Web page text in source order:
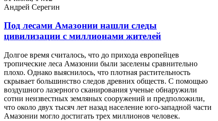
Андрей Серегин
Под лесами Амазонии нашли следы
цивилизации с миллионами жителей
Долгое время считалось, что до прихода европейцев
тропические леса Амазонии были заселены сравнительно
плохо. Однако выяснилось, что плотная растительность
скрывает большинство следов древних обществ. С помощью
воздушного лазерного сканирования ученые обнаружили
сотни неизвестных земляных сооружений и предположили,
что около двух тысяч лет назад население юго-западной части
Амазонии могло достигать трех миллионов человек.